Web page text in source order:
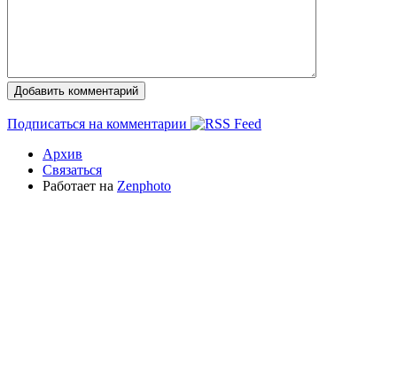
Подписаться на комментарии
Архив
Связаться
Работает на Zenphoto